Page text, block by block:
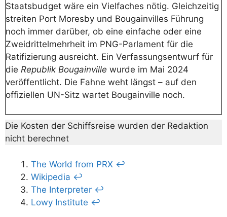
Staatsbudget wäre ein Vielfaches nötig. Gleichzeitig
streiten Port Moresby und Bougainvilles Führung
noch immer darüber, ob eine einfache oder eine
Zweidrittelmehrheit im PNG-Parlament für die
Ratifizierung ausreicht. Ein Verfassungsentwurf für
die Republik Bougainville wurde im Mai 2024
veröffentlicht. Die Fahne weht längst – auf den
offiziellen UN-Sitz wartet Bougainville noch.
Die Kosten der Schiffsreise wurden der Redaktion
nicht berechnet
The World from PRX ↩︎
Wikipedia ↩︎
The Interpreter ↩︎
Lowy Institute ↩︎